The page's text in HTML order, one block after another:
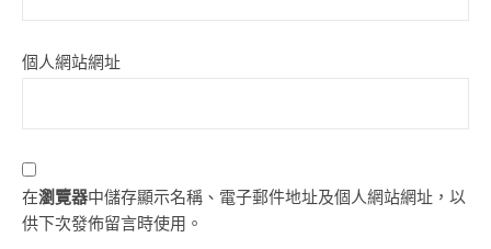
個人網站網址
在瀏覽器中儲存顯示名稱、電子郵件地址及個人網站網址，以
供下次發佈留言時使用。